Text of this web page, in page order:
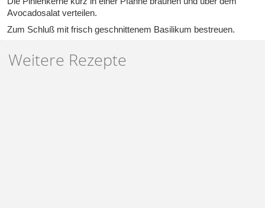
Avocadosalat verteilen.
Zum Schluß mit frisch geschnittenem Basilikum bestreuen.
Weitere Rezepte